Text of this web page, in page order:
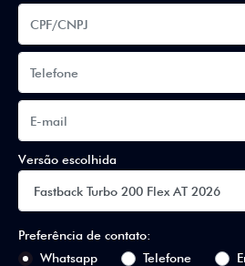
Versão escolhida
Preferência de contato:
Whatsapp
Telefone